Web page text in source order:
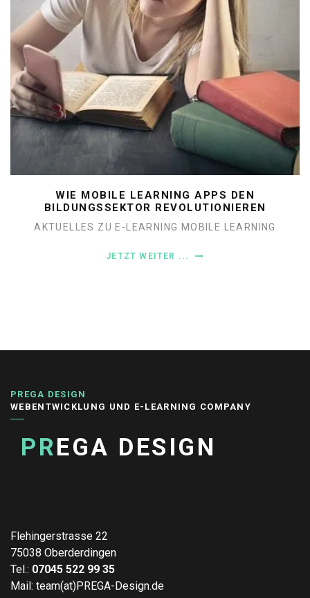
WIE MOBILE LEARNING APPS DEN
BILDUNGSSEKTOR REVOLUTIONIEREN
AKTUELLES ZU E-LEARNING MOBILE LEARNING
JETZT WEITER ...
PREGA DESIGN
WEBENTWICKLUNG UND E-LEARNING COMPANY
PREGA DESIGN
Flehingerstrasse 22
75038 Oberderdingen
Tel.: 07045 522 99 35
Mail: team(at)PREGA-Design.de